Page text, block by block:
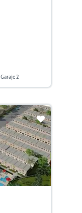
Garaje 2